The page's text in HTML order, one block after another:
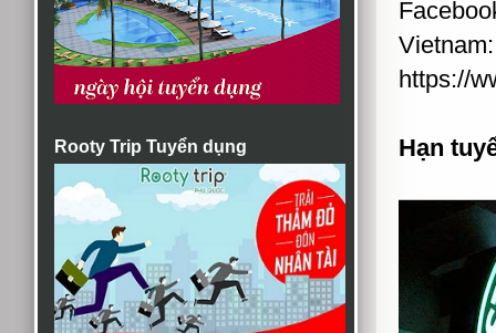
Rooty Trip Tuyển dụng
Vietnam:
https://
Hạn